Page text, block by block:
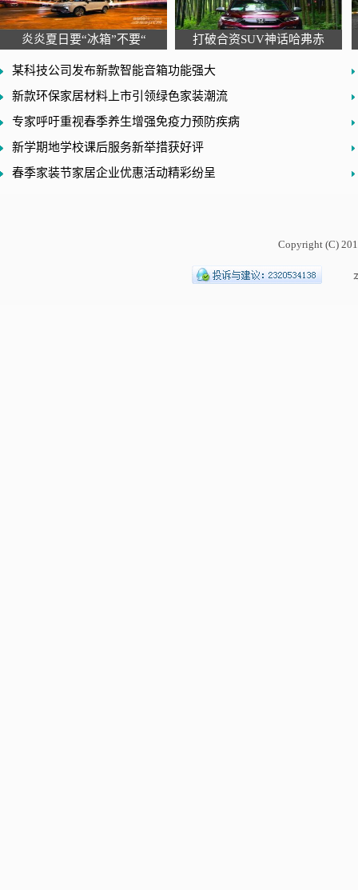
炎炎夏日要“冰箱”不要“ 打破合资SUV神话哈弗赤
某科技公司发布新款智能音箱功能强大
新款环保家居材料上市引领绿色家装潮流
专家呼吁重视春季养生增强免疫力预防疾病
新学期地学校课后服务新举措获好评
春季家装节家居企业优惠活动精彩纷呈
Copyright (C)